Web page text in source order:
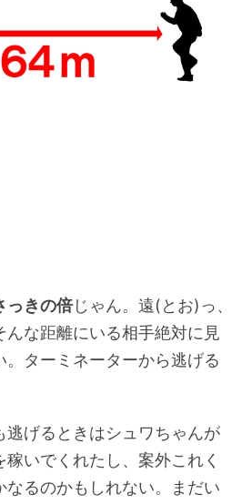
っきの倍じゃん。遠(とお)っ、
な距離にいる相手絶対に見
ターミネーターから逃げる
逃げるときはシュワちゃんが
いでくれたし、案外これく
なるのかもしれない。まだい